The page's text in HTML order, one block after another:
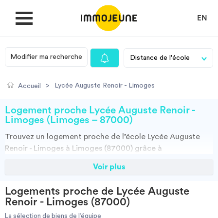
EN
MON COMPTE
Je cherche un logement
Villes
Modifier ma recherche
Accueil > Lycée Auguste Renoir - Limoges
Logement proche Lycée Auguste Renoir -
Limoges (Limoges – 87000)
Trouvez un logement proche de l’école Lycée Auguste
Renoir - Limoges à Limoges (87000) grâce à
Découvrez nos milliers d’offres de locations proches de
locations par particuliers, par agences et colocations.
Vous avez tous les choix.
Voir plus
Logements proche de Lycée Auguste
Renoir - Limoges (87000)
La sélection de biens de l’équipe